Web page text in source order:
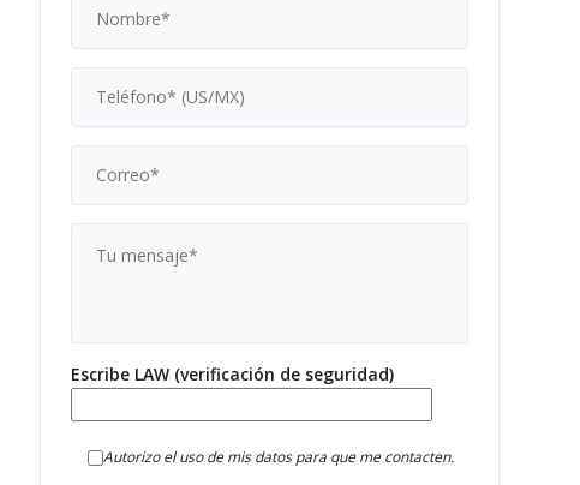
Escribe LAW (verificación de seguridad)
Autorizo el uso de mis datos para que me contacten.